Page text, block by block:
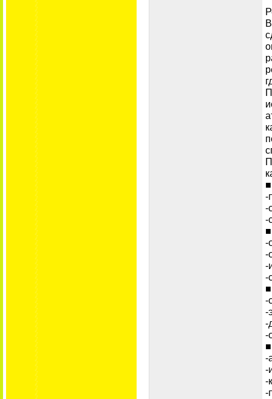
-
-
-
-
-
-
-
-
-
-
-
-
-
-
-